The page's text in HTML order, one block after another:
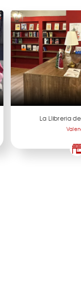
La Llibreria